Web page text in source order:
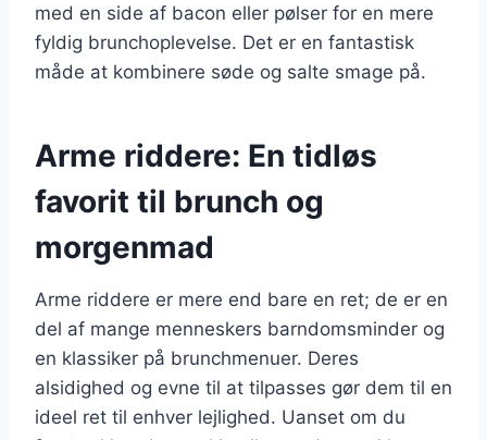
med en side af bacon eller pølser for en mere
fyldig brunchoplevelse. Det er en fantastisk
måde at kombinere søde og salte smage på.
Arme riddere: En tidløs
favorit til brunch og
morgenmad
Arme riddere er mere end bare en ret; de er en
del af mange menneskers barndomsminder og
en klassiker på brunchmenuer. Deres
alsidighed og evne til at tilpasses gør dem til en
ideel ret til enhver lejlighed. Uanset om du